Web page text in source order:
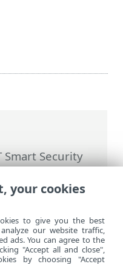
Smart Security
>
> Regeln für
your cookies
to give you the best
our website traffic,
ads. You can agree to the
"Accept all and close",
by choosing "Accept